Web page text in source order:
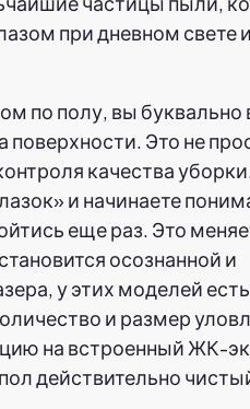
при дневном свете
по полу, вы буквально
поверхности. Это не
качества
и начинаете
еще раз. Это
осознанной и
у этих моделей
и размер
на встроенный ЖК-
действительно